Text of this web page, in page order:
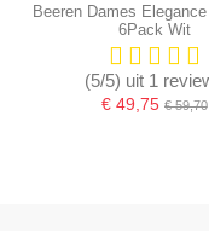
Beeren Dames
6Pack Wit
(5/5) uit 1
€ 49,75 € 59,70